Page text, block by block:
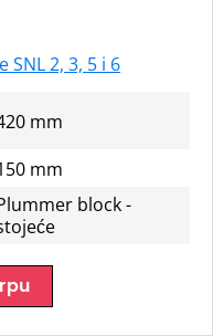
SNL 2, 3, 5 i 6
mm
mm
block -